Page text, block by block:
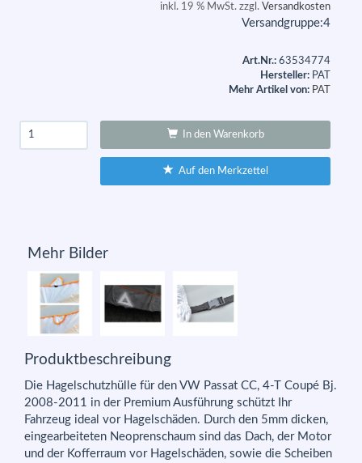
inkl. 19 % MwSt. zzgl. Versandkosten
Versandgruppe:4
Art.Nr.: 63534774
Hersteller: PAT
Mehr Artikel von: PAT
In den Warenkorb
Auf den Merkzettel
Mehr Bilder
Produktbeschreibung
Die Hagelschutzhülle für den VW Passat CC, 4-T Coupé Bj.
2008-2011 in der Premium Ausführung schützt Ihr
Fahrzeug ideal vor Hagelschäden. Durch den 5mm dicken,
eingearbeiteten Neoprenschaum sind das Dach, der Motor
und der Kofferraum vor Hagelschäden, sowie die Scheiben